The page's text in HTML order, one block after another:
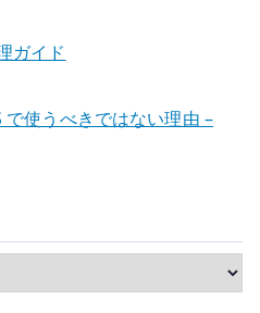
ガイド
使うべきではない理由 –